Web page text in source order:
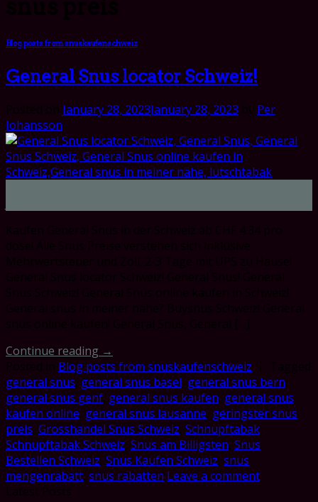
Blog posts from snuskaufenschweiz
General Snus locator Schweiz!
January 28, 2023January 28, 2023
Per
Johansson
Continue reading →
Blog posts from snuskaufenschweiz
general snus general snus basel general snus bern
general snus genf general snus kaufen general snus
kaufen online general snus lausanne geringster snus
preis Grosshandel Snus Schweiz Schnupftabak
Schnupftabak Schweiz Snus am Billigsten Snus
Bestellen Schweiz Snus Kaufen Schweiz snus
mengenrabatt snus rabatten Leave a comment